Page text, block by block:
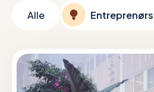
Alle